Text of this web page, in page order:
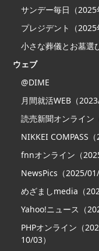
サンデー毎日（2025
プレジデント（2025
小さな葬儀とお墓選
ウェブ
@DIME
月間就活WEB（
読売新聞オンライン
NIKKEI COMPASS（
fnnオンライン（
NewsPics（2025/01/
めざましmedia（
Yahoo!ニュース（
PHPオンライン（
10/03）